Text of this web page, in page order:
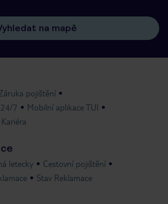
na mapě
pojištění
7
Mobilní aplikace TUI
Kariéra
letecky
Cestovní pojištění
Stav Reklamace